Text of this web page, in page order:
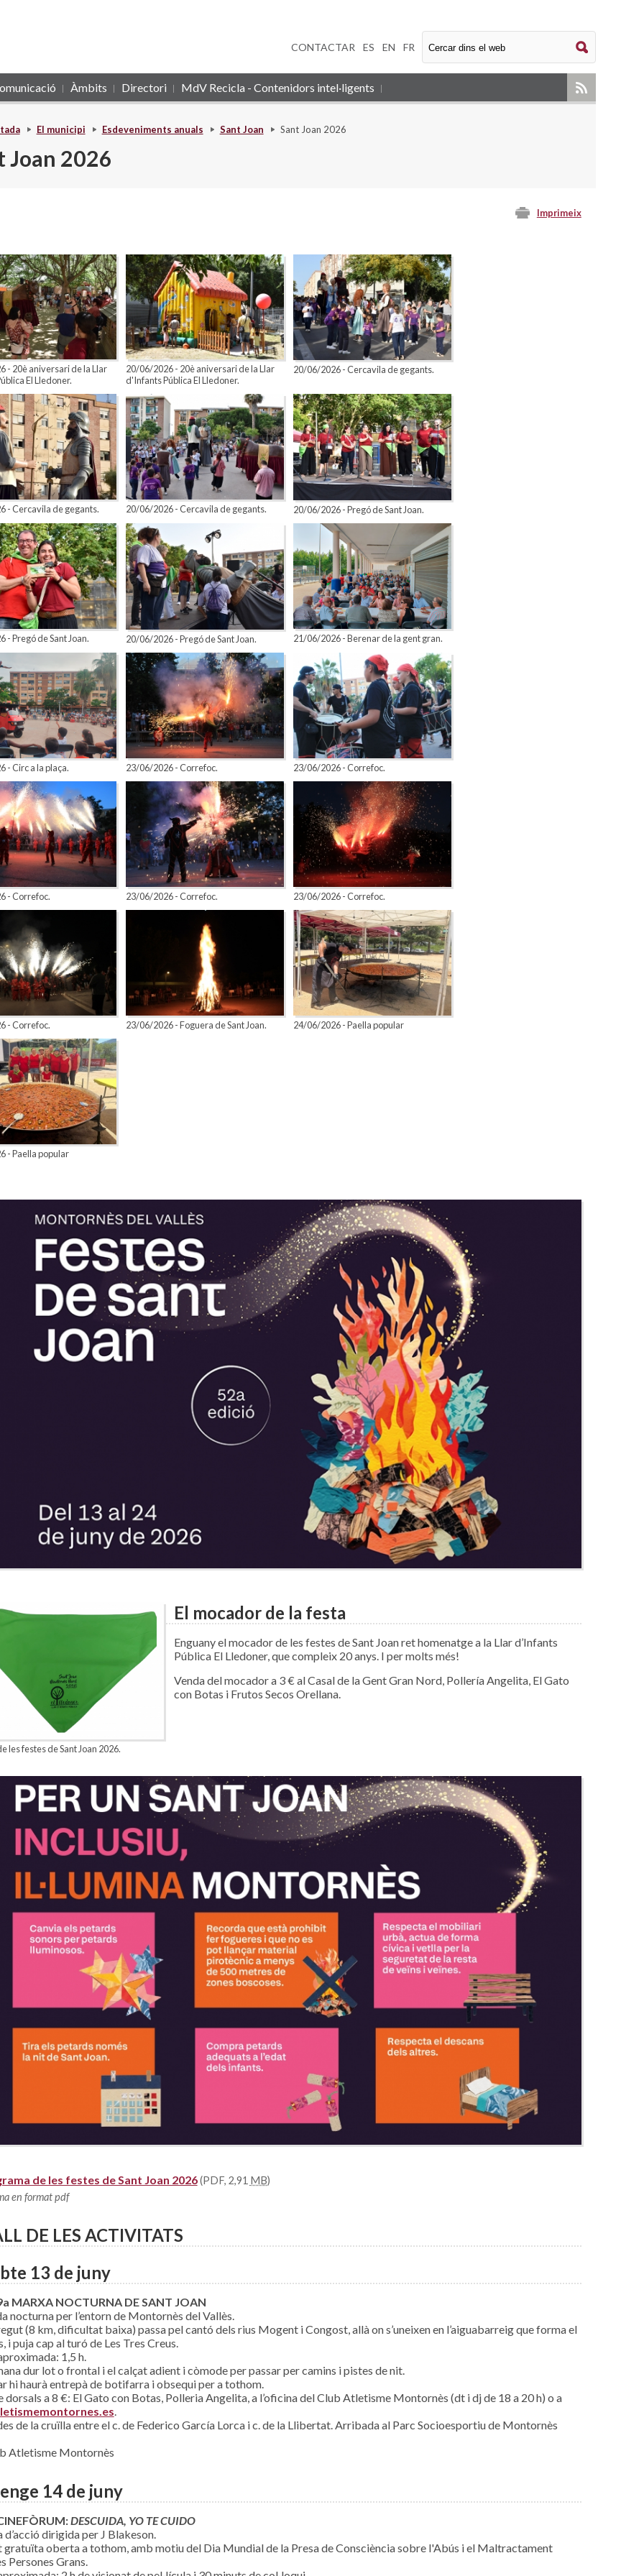
CONTACTAR ES EN FR
Àmbits Directori MdV Recicla - Contenidors intel·ligents
El municipi Esdeveniments anuals Sant Joan Sant Joan 2026
Joan 2026
Imprimeix
- 20è aniversari de la Llar
El Lledoner.
20/06/2026 - 20è aniversari de la Llar
d'Infants Pública El Lledoner.
20/06/2026 - Cercavila de gegants.
- Cercavila de gegants. 20/06/2026 - Cercavila de gegants. 20/06/2026 - Pregó de Sant Joan.
- Pregó de Sant Joan. 20/06/2026 - Pregó de Sant Joan. 21/06/2026 - Berenar de la gent gran.
- Circ a la plaça. 23/06/2026 - Correfoc. 23/06/2026 - Correfoc.
- Correfoc. 23/06/2026 - Correfoc. 23/06/2026 - Correfoc.
- Correfoc. 23/06/2026 - Foguera de Sant Joan. 24/06/2026 - Paella popular
- Paella popular
les festes de Sant Joan 2026.
El mocador de la festa
Enguany el mocador de les festes de Sant Joan ret homenatge a la Llar d’Infants
Pública El Lledoner, que compleix 20 anys. I per molts més!
Venda del mocador a 3 € al Casal de la Gent Gran Nord, Pollería Angelita, El Gato
con Botas i Frutos Secos Orellana.
de les festes de Sant Joan 2026(PDF, 2,91 MB)
en format pdf
DE LES ACTIVITATS
13 de juny
a MARXA NOCTURNA DE SANT JOAN
nocturna per l’entorn de Montornès del Vallès.
(8 km, dificultat baixa) passa pel cantó dels rius Mogent i Congost, allà on s’uneixen en l’aiguabarreig que forma el
i puja cap al turó de Les Tres Creus.
1,5 h.
dur lot o frontal i el calçat adient i còmode per passar per camins i pistes de nit.
hi haurà entrepà de botifarra i obsequi per a tothom.
dorsals a 8 €: El Gato con Botas, Polleria Angelita, a l’oficina del Club Atletisme Montornès (dt i dj de 18 a 20 h) o a
.
de la cruïlla entre el c. de Federico García Lorca i c. de la Llibertat. Arribada al Parc Socioesportiu de Montornès
Atletisme Montornès
14 de juny
DESCUIDA, YO TE CUIDO
d’acció dirigida per J Blakeson.
oberta a tothom, amb motiu del Dia Mundial de la Presa de Consciència sobre l'Abús i el Maltractament
Persones Grans.